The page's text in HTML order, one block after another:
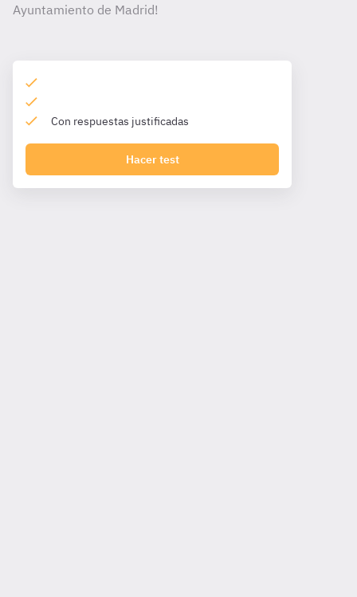
Ayuntamiento de Madrid!
Con respuestas justificadas
Hacer test